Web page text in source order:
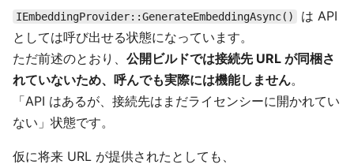
IEmbeddingProvider::GenerateEmbeddingAsync()
は API
としては呼び出せる状態になっています。
ただ前述のとおり、 公開ビルドでは接続先 URL が同梱さ
れていないため、呼んでも実際には機能しません。
「API はあるが、接続先はまだライセンシーに開かれてい
ない」状態です。
仮に将来 URL が提供されたとしても、